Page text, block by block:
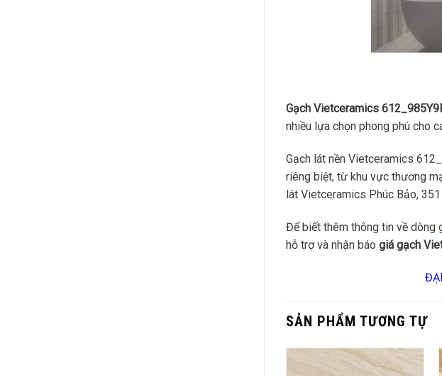
Gạch Vietceramics
nhiều lựa chọn phong phú cho
Gạch lát nền Vietceramics
riêng biệt, từ khu vực thương
lát Vietceramics Phúc Bảo,
Để biết thêm thông tin về dòng
hỗ trợ và nhận báo giá gạch
SẢN PHẨM TƯƠNG TỰ